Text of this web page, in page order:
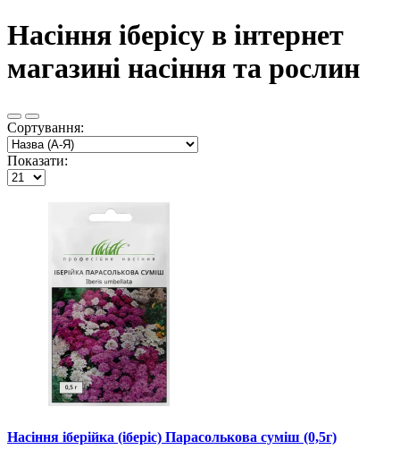
Насіння іберісу в інтернет
магазині насіння та рослин
Сортування:
Показати:
Насіння іберійка (іберіс) Парасолькова суміш (0,5г)